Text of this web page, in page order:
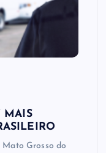
MAIS
Grosso do